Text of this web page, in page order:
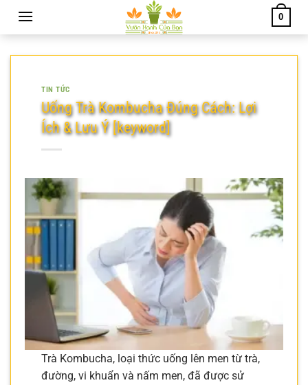
dung
0
TIN TỨC
Uống Trà Kombucha Đúng Cách: Lợi
Ích & Lưu Ý [keyword]
Trà Kombucha, loại thức uống lên men từ trà,
đường, vi khuẩn và nấm men, đã được sử